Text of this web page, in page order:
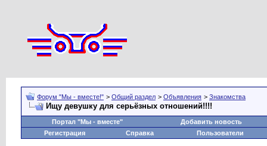
Форум "Мы - вместе!" > Общий раздел > Объявления > Знакомства
Ищу девушку для серьёзных отношений!!!!
Портал "Мы - вместе"
Добавить новость
Регистрация
Справка Пользователи